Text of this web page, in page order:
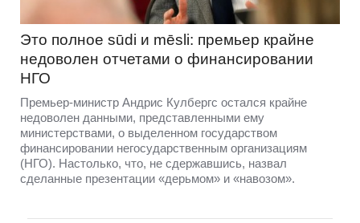
Это полное sūdi и mēsli: премьер крайне
недоволен отчетами о финансировании
НГО
Премьер-министр Андрис Кулбергс остался крайне
недоволен данными, представленными ему
министерствами, о выделенном государством
финансировании негосударственным организациям
(НГО). Настолько, что, не сдержавшись, назвал
сделанные презентации «дерьмом» и «навозом».